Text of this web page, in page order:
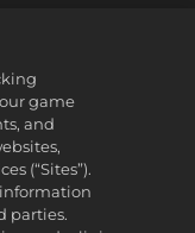
game
and
(“Sites”).
parties.